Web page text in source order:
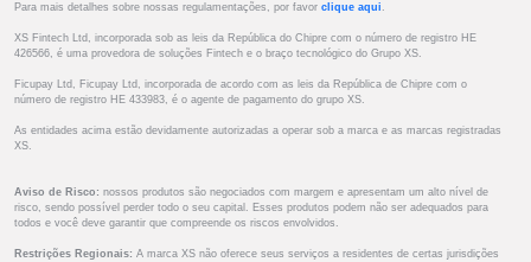
Para mais detalhes sobre nossas regulamentações, por favor clique aqui .
XS Fintech Ltd, incorporada sob as leis da República do Chipre com o número de registro HE
426566, é uma provedora de soluções Fintech e o braço tecnológico do Grupo XS.
Ficupay Ltd, Ficupay Ltd, incorporada de acordo com as leis da República de Chipre com o
número de registro HE 433983, é o agente de pagamento do grupo XS.
As entidades acima estão devidamente autorizadas a operar sob a marca e as marcas registradas
XS.
Aviso de Risco: nossos produtos são negociados com margem e apresentam um alto nível de
risco, sendo possível perder todo o seu capital. Esses produtos podem não ser adequados para
todos e você deve garantir que compreende os riscos envolvidos.
Restrições Regionais: A marca XS não oferece seus serviços a residentes de certas jurisdições